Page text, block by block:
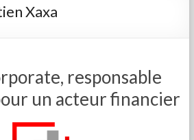
Xaxa
responsable
un acteur financier